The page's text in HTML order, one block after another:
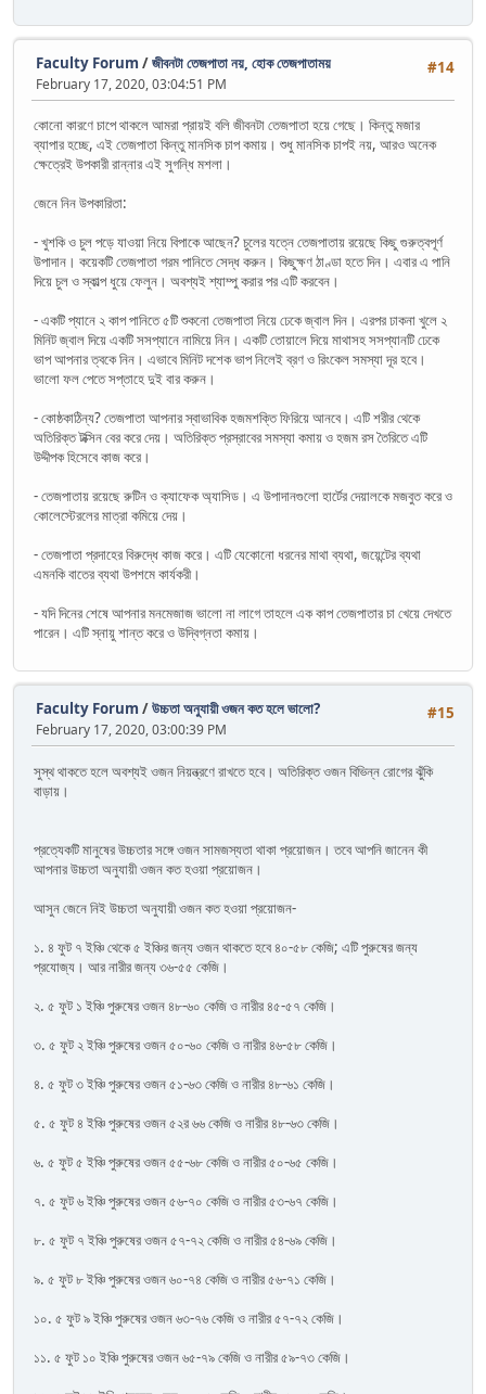
#14
Faculty Forum /জীবনটা তেজপাতা নয়, হোক তেজপাতাময়
February 17, 2020, 03:04:51 PM
কোনো কারণে চাপে থাকলে আমরা প্রায়ই বলি জীবনটা তেজপাতা হয়ে গেছে। কিন্তু মজার
ব্যাপার হচ্ছে, এই তেজপাতা কিন্তু মানসিক চাপ কমায়। শুধু মানসিক চাপই নয়, আরও অনেক
ক্ষেত্রেই উপকারী রান্নার এই সুগন্ধি মশলা।
জেনে নিন উপকারিতা:
- খুশকি ও চুল পড়ে যাওয়া নিয়ে বিপাকে আছেন? চুলের যত্নে তেজপাতায় রয়েছে কিছু গুরুত্বপূর্ণ
উপাদান। কয়েকটি তেজপাতা গরম পানিতে সেদ্ধ করুন। কিছুক্ষণ ঠাণ্ডা হতে দিন। এবার এ পানি
দিয়ে চুল ও স্কাল্প ধুয়ে ফেলুন। অবশ্যই শ্যাম্পু করার পর এটি করবেন।
- একটি প্যানে ২ কাপ পানিতে ৫টি শুকনো তেজপাতা নিয়ে ঢেকে জ্বাল দিন। এরপর ঢাকনা খুলে ২
মিনিট জ্বাল দিয়ে একটি সসপ্যানে নামিয়ে নিন। একটি তোয়ালে দিয়ে মাথাসহ সসপ্যানটি ঢেকে
ভাপ আপনার ত্বকে নিন। এভাবে মিনিট দশেক ভাপ নিলেই ব্রণ ও রিংকেল সমস্যা দূর হবে।
ভালো ফল পেতে সপ্তাহে দুই বার করুন।
- কোষ্ঠকাঠিন্য? তেজপাতা আপনার স্বাভাবিক হজমশক্তি ফিরিয়ে আনবে। এটি শরীর থেকে
অতিরিক্ত টক্সিন বের করে দেয়। অতিরিক্ত প্রস্রাবের সমস্যা কমায় ও হজম রস তৈরিতে এটি
উদ্দীপক হিসেবে কাজ করে।
- তেজপাতায় রয়েছে রুটিন ও ক্যাফেক অ্যাসিড। এ উপাদানগুলো হার্টের দেয়ালকে মজবুত করে ও
কোলেস্টেরলের মাত্রা কমিয়ে দেয়।
- তেজপাতা প্রদাহের বিরুদ্ধে কাজ করে। এটি যেকোনো ধরনের মাথা ব্যথা, জয়েন্টের ব্যথা
এমনকি বাতের ব্যথা উপশমে কার্যকরী।
- যদি দিনের শেষে আপনার মনমেজাজ ভালো না লাগে তাহলে এক কাপ তেজপাতার চা খেয়ে দেখতে
পারেন। এটি স্নায়ু শান্ত করে ও উদ্বিগ্নতা কমায়।
#15
Faculty Forum /উচ্চতা অনুযায়ী ওজন কত হলে ভালো?
February 17, 2020, 03:00:39 PM
সুস্থ থাকতে হলে অবশ্যই ওজন নিয়ন্ত্রণে রাখতে হবে। অতিরিক্ত ওজন বিভিন্ন রোগের ঝুঁকি
বাড়ায়।
প্রত্যেকটি মানুষের উচ্চতার সঙ্গে ওজন সামজস্যতা থাকা প্রয়োজন। তবে আপনি জানেন কী
আপনার উচ্চতা অনুযায়ী ওজন কত হওয়া প্রয়োজন।
আসুন জেনে নিই উচ্চতা অনুযায়ী ওজন কত হওয়া প্রয়োজন-
১. ৪ ফুট ৭ ইঞ্চি থেকে ৫ ইঞ্চির জন্য ওজন থাকতে হবে ৪০-৫৮ কেজি; এটি পুরুষের জন্য
প্রযোজ্য। আর নারীর জন্য ৩৬-৫৫ কেজি।
২. ৫ ফুট ১ ইঞ্চি পুরুষের ওজন ৪৮-৬০ কেজি ও নারীর ৪৫-৫৭ কেজি।
৩. ৫ ফুট ২ ইঞ্চি পুরুষের ওজন ৫০-৬০ কেজি ও নারীর ৪৬-৫৮ কেজি।
৪. ৫ ফুট ৩ ইঞ্চি পুরুষের ওজন ৫১-৬৩ কেজি ও নারীর ৪৮-৬১ কেজি।
৫. ৫ ফুট ৪ ইঞ্চি পুরুষের ওজন ৫২র ৬৬ কেজি ও নারীর ৪৮-৬৩ কেজি।
৬. ৫ ফুট ৫ ইঞ্চি পুরুষের ওজন ৫৫-৬৮ কেজি ও নারীর ৫০-৬৫ কেজি।
৭. ৫ ফুট ৬ ইঞ্চি পুরুষের ওজন ৫৬-৭০ কেজি ও নারীর ৫৩-৬৭ কেজি।
৮. ৫ ফুট ৭ ইঞ্চি পুরুষের ওজন ৫৭-৭২ কেজি ও নারীর ৫৪-৬৯ কেজি।
৯. ৫ ফুট ৮ ইঞ্চি পুরুষের ওজন ৬০-৭৪ কেজি ও নারীর ৫৬-৭১ কেজি।
১০. ৫ ফুট ৯ ইঞ্চি পুরুষের ওজন ৬৩-৭৬ কেজি ও নারীর ৫৭-৭২ কেজি।
১১. ৫ ফুট ১০ ইঞ্চি পুরুষের ওজন ৬৫-৭৯ কেজি ও নারীর ৫৯-৭৩ কেজি।